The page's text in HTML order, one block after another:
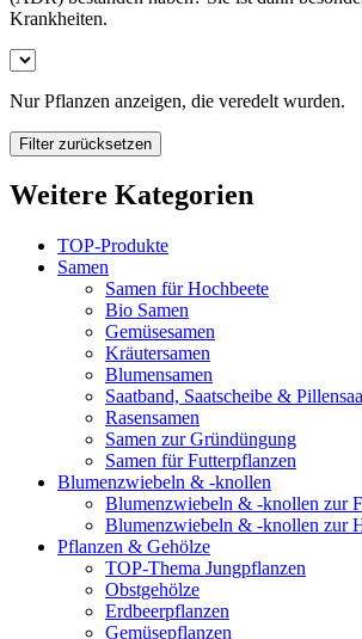
Krankheiten.
Nur Pflanzen anzeigen, die veredelt wurden.
Filter zurücksetzen
Weitere Kategorien
TOP-Produkte
Samen
Samen für Hochbeete
Bio Samen
Gemüsesamen
Kräutersamen
Blumensamen
Saatband, Saatscheibe &
Rasensamen
Samen zur Gründüngung
Samen für Futterpflanzen
Blumenzwiebeln & -knollen
Blumenzwiebeln & -knollen zur
Blumenzwiebeln & -knollen zur
Pflanzen & Gehölze
TOP-Thema Jungpflanzen
Obstgehölze
Erdbeerpflanzen
Gemüsepflanzen